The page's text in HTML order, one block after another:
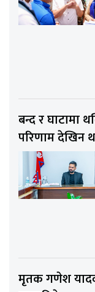
बन्द र घाटामा
परिणाम देखिन
मृतक गणेश